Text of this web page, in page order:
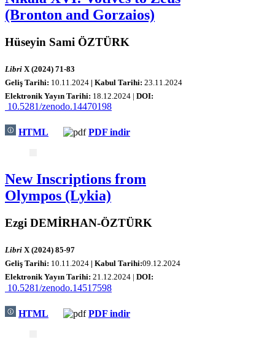
(Bronton and Gorzaios)
Hüseyin Sami ÖZTÜRK
Libri X (2024) 71-83
Geliş Tarihi: 10.11.2024 | Kabul Tarihi: 23.11.2024
Elektronik Yayın Tarihi: 18.12.2024 | DOI:
10.5281/zenodo.14470198
HTML PDF indir
New Inscriptions from
Olympos (Lykia)
Ezgi DEMİRHAN-ÖZTÜRK
Libri X (2024) 85-97
Geliş Tarihi: 10.11.2024 | Kabul Tarihi:09.12.2024
Elektronik Yayın Tarihi: 21.12.2024 | DOI:
10.5281/zenodo.14517598
HTML PDF indir